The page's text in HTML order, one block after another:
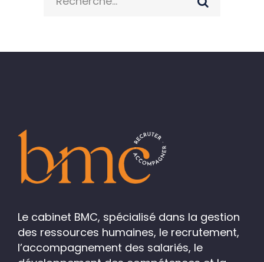
for:
Le cabinet BMC, spécialisé dans la gestion
des ressources humaines, le recrutement,
l’accompagnement des salariés, le